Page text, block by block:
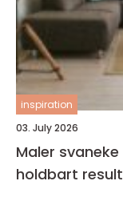
inspiration
03. July 2026
Maler svaneke sådan får du et flot og
holdbart